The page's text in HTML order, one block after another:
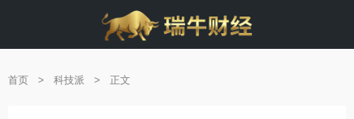
首页 > 科技派 > 正文